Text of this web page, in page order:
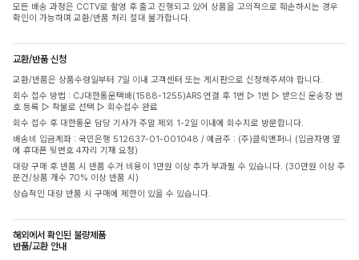
모든 배송 과정은 CCTV로 촬영 후 출고 진행되고 있어 상품을 고의적으로 훼손하시는 경우
확인이 가능하며 교환/반품 처리 절대 불가합니다.
교환/반품 신청
교환/반품은 상품수령일부터 7일 이내 고객센터 또는 게시판으로 신청해주셔야 합니다.
회수 접수 방법 : CJ대한통운택배(1588-1255)ARS 연결 후 1번 ▷ 1번 ▷ 받으신 운송장 번
호 등록 ▷ 착불로 선택 ▷ 회수접수 완료
회수 접수 후 대한통운 담당 기사가 주말 제외 1-2일 이내에 회수지로 방문합니다.
배송비 입금계좌 : 국민은행 512637-01-001048 / 예금주 : (주)클릭앤퍼니 (입금자명 옆
에 휴대폰 뒷번호 4자리 기재 요청)
대량 구매 후 반품 시 반품 수거 비용이 1만원 이상 추가 부과될 수 있습니다. (30만원 이상 주
문건/상품 개수 70% 이상 반품 시)
상습적인 대량 반품 시 구매에 제한이 있을 수 있습니다.
해외에서 확인된 불량제품
반품/교환 안내